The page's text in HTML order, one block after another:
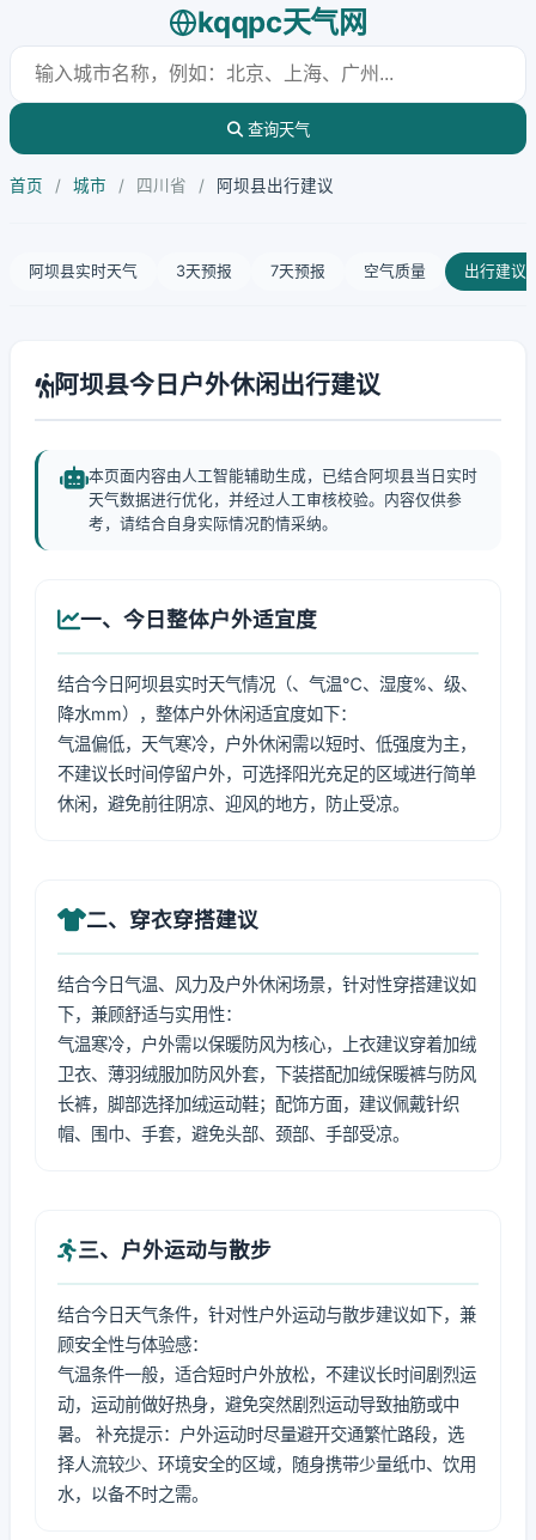
kqqpc天气网
查询天气
首页 / 城市 / 四川省 / 阿坝县出行建议
阿坝县实时天气 3天预报 7天预报 空气质量 出行建议
阿坝县今日户外休闲出行建议
本页面内容由人工智能辅助生成，已结合阿坝县当日实时
天气数据进行优化，并经过人工审核校验。内容仅供参
考，请结合自身实际情况酌情采纳。
一、今日整体户外适宜度
结合今日阿坝县实时天气情况（、气温℃、湿度%、级、
降水mm），整体户外休闲适宜度如下：
气温偏低，天气寒冷，户外休闲需以短时、低强度为主，
不建议长时间停留户外，可选择阳光充足的区域进行简单
休闲，避免前往阴凉、迎风的地方，防止受凉。
二、穿衣穿搭建议
结合今日气温、风力及户外休闲场景，针对性穿搭建议如
下，兼顾舒适与实用性：
气温寒冷，户外需以保暖防风为核心，上衣建议穿着加绒
卫衣、薄羽绒服加防风外套，下装搭配加绒保暖裤与防风
长裤，脚部选择加绒运动鞋；配饰方面，建议佩戴针织
帽、围巾、手套，避免头部、颈部、手部受凉。
三、户外运动与散步
结合今日天气条件，针对性户外运动与散步建议如下，兼
顾安全性与体验感：
气温条件一般，适合短时户外放松，不建议长时间剧烈运
动，运动前做好热身，避免突然剧烈运动导致抽筋或中
暑。 补充提示：户外运动时尽量避开交通繁忙路段，选
择人流较少、环境安全的区域，随身携带少量纸巾、饮用
水，以备不时之需。